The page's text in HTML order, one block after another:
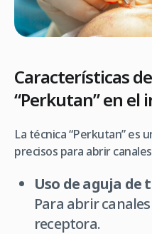
Características
“Perkutan” en el
La técnica “Perkutan” es
precisos para abrir
Uso de aguja
Para abrir
receptora.